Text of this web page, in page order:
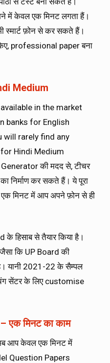
में केवल एक मिनट लगता हैं।
स्मार्ट फ़ोन से कर सकते हैं।
professional paper बना
Medium
in the market
banks for English
will rarely find any
Hindi Medium
की मदद से, टीचर
निर्माण कर सकते हैं। ये पूरा
मिनट में आप अपने फ़ोन से ही
के हिसाब से तैयार किया है।
कि UP Board की
यानी 2021-22 के सैम्पल
सेंटर के लिए customise
एक मिनट का काम
आप केवल एक मिनट में
Question Papers